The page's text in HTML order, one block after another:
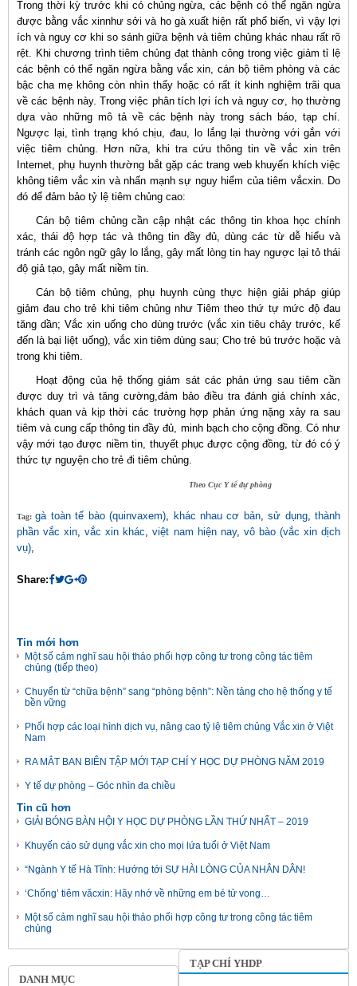
DANH MỤC
Trong thời kỳ trước khi có chủng ngừa, các bệnh có thể ngăn ngừa
được bằng vắc xinnhư sởi và ho gà xuất hiện rất phổ biến, vì vậy lợi
ích và nguy cơ khi so sánh giữa bệnh và tiêm chủng khác nhau rất rõ
rệt. Khi chương trình tiêm chủng đạt thành công trong việc giảm tỉ lệ
các bệnh có thể ngăn ngừa bằng vắc xin, cán bộ tiêm phòng và các
bậc cha mẹ không còn nhìn thấy hoặc có rất ít kinh nghiệm trãi qua
về các bệnh này. Trong việc phân tích lợi ích và nguy cơ, họ thường
dựa vào những mô tả về các bệnh này trong sách báo, tạp chí.
Ngược lại, tình trạng khó chịu, đau, lo lắng lại thường với gắn với
việc tiêm chủng. Hơn nữa, khi tra cứu thông tin về vắc xin trên
Internet, phụ huynh thường bắt gặp các trang web khuyến khích việc
không tiêm vắc xin và nhấn mạnh sự nguy hiểm của tiêm vắcxin. Do
đó để đảm bảo tỷ lệ tiêm chủng cao:
Cán bộ tiêm chủng cần cập nhật các thông tin khoa học chính
xác, thái độ hợp tác và thông tin đầy đủ, dùng các từ dễ hiểu và
tránh các ngôn ngữ gây lo lắng, gây mất lòng tin hay ngược lại tỏ thái
độ giả tạo, gây mất niềm tin.
Cán bộ tiêm chủng, phụ huynh cùng thực hiện giải pháp giúp
giảm đau cho trẻ khi tiêm chủng như Tiêm theo thứ tự mức độ đau
tăng dần; Vắc xin uống cho dùng trước (vắc xin tiêu chảy trước, kế
đến là bại liệt uống), vắc xin tiêm dùng sau; Cho trẻ bú trước hoặc và
trong khi tiêm.
Hoạt động của hệ thống giám sát các phản ứng sau tiêm cần
được duy trì và tăng cường,đảm bảo điều tra đánh giá chính xác,
khách quan và kịp thời các trường hợp phản ứng nặng xảy ra sau
tiêm và cung cấp thông tin đầy đủ, minh bạch cho cộng đồng. Có như
vậy mới tạo được niềm tin, thuyết phục được cộng đồng, từ đó có ý
thức tự nguyện cho trẻ đi tiêm chủng.
Theo Cục Y tế dự phòng
Tag:gà toàn tế bào (quinvaxem), khác nhau cơ bản,sử dụng,thành
phần vắc xin,vắc xin khác,việt nam hiện nay, vô bào (vắc xin dịch
vụ),
Share:
Tin mới hơn
Một số cảm nghĩ sau hội thảo phối hợp công tư trong công tác tiêm
chủng (tiếp theo)
Chuyển từ “chữa bệnh” sang “phòng bệnh”: Nền tảng cho hệ thống y tế
bền vững
Phối hợp các loại hình dịch vụ, nâng cao tỷ lệ tiêm chủng Vắc xin ở Việt
Nam
RA MẮT BAN BIÊN TẬP MỚI TẠP CHÍ Y HỌC DỰ PHÒNG NĂM 2019
Y tế dự phòng – Góc nhìn đa chiều
Tin cũ hơn
GIẢI BÓNG BÀN HỘI Y HỌC DỰ PHÒNG LẦN THỨ NHẤT – 2019
Khuyến cáo sử dụng vắc xin cho mọi lứa tuổi ở Việt Nam
“Ngành Y tế Hà Tĩnh: Hướng tới SỰ HÀI LÒNG CỦA NHÂN DÂN!
‘Chống’ tiêm văcxin: Hãy nhớ về những em bé tử vong…
Một số cảm nghĩ sau hội thảo phối hợp công tư trong công tác tiêm
chủng
TẠP CHÍ YHDP